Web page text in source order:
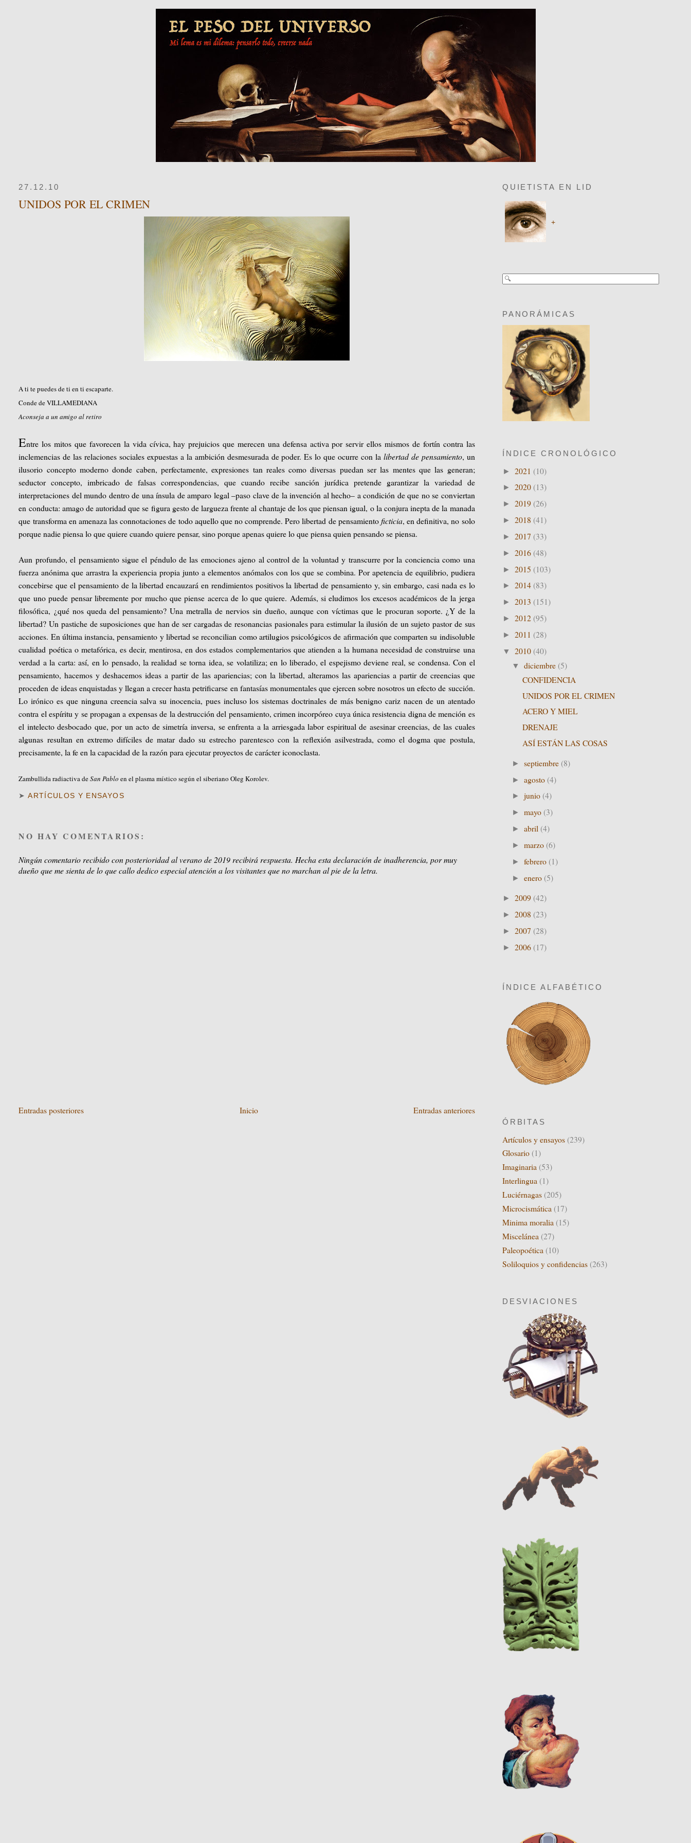
27.12.10
UNIDOS POR EL CRIMEN
A ti te puedes de ti en ti escaparte.
Conde de VILLAMEDIANA
Aconseja a un amigo al retiro
Entre los mitos que favorecen la vida cívica, hay prejuicios que merecen una defensa activa por servir ellos mismos de fortín contra las
inclemencias de las relaciones sociales expuestas a la ambición desmesurada de poder. Es lo que ocurre con la libertad de pensamiento, un
ilusorio concepto moderno donde caben, perfectamente, expresiones tan reales como diversas puedan ser las mentes que las generan;
seductor concepto, imbricado de falsas correspondencias, que cuando recibe sanción jurídica pretende garantizar la variedad de
interpretaciones del mundo dentro de una ínsula de amparo legal –paso clave de la invención al hecho– a condición de que no se conviertan
en conducta: amago de autoridad que se figura gesto de largueza frente al chantaje de los que piensan igual, o la conjura inepta de la manada
que transforma en amenaza las connotaciones de todo aquello que no comprende. Pero libertad de pensamientoficticia, en definitiva, no solo
porque nadie piensa lo que quiere cuando quiere pensar, sino porque apenas quiere lo que piensa quien pensando se piensa.
Aun profundo, el pensamiento sigue el péndulo de las emociones ajeno al control de la voluntad y transcurre por la conciencia como una
fuerza anónima que arrastra la experiencia propia junto a elementos anómalos con los que se combina. Por apetencia de equilibrio, pudiera
concebirse que el pensamiento de la libertad encauzará en rendimientos positivos la libertad de pensamiento y, sin embargo, casi nada es lo
que uno puede pensar libremente por mucho que piense acerca de lo que quiere. Además, si eludimos los excesos académicos de la jerga
filosófica, ¿qué nos queda del pensamiento? Una metralla de nervios sin dueño, aunque con víctimas que le procuran soporte. ¿Y de la
libertad? Un pastiche de suposiciones que han de ser cargadas de resonancias pasionales para estimular la ilusión de un sujeto pastor de sus
acciones. En última instancia, pensamiento y libertad se reconcilian como artilugios psicológicos de afirmación que comparten su indisoluble
cualidad poética o metafórica, es decir, mentirosa, en dos estados complementarios que atienden a la humana necesidad de construirse una
verdad a la carta: así, en lo pensado, la realidad se torna idea, se volatiliza; en lo liberado, el espejismo deviene real, se condensa. Con el
pensamiento, hacemos y deshacemos ideas a partir de las apariencias; con la libertad, alteramos las apariencias a partir de creencias que
proceden de ideas enquistadas y llegan a crecer hasta petrificarse en fantasías monumentales que ejercen sobre nosotros un efecto de succión.
Lo irónico es que ninguna creencia salva su inocencia, pues incluso los sistemas doctrinales de más benigno cariz nacen de un atentado
contra el espíritu y se propagan a expensas de la destrucción del pensamiento, crimen incorpóreo cuya única resistencia digna de mención es
el intelecto desbocado que, por un acto de simetría inversa, se enfrenta a la arriesgada labor espiritual de asesinar creencias, de las cuales
algunas resultan en extremo difíciles de matar dado su estrecho parentesco con la reflexión asilvestrada, como el dogma que postula,
precisamente, la fe en la capacidad de la razón para ejecutar proyectos de carácter iconoclasta.
Zambullida radiactiva deSan Pablo en el plasma místico según el siberiano Oleg Korolev.
➤ARTÍCULOS Y ENSAYOS
NO HAY COMENTARIOS:
Ningún comentario recibido con posterioridad al verano de 2019 recibirá respuesta. Hecha esta declaración de inadherencia, por muy
dueño que me sienta de lo que callo dedico especial atención a los visitantes que no marchan al pie de la letra.
Entradas posteriores Entradas anteriores
Inicio
QUIETISTA EN LID
+
PANORÁMICAS
ÍNDICE CRONOLÓGICO
► 2021 (10)
► 2020 (13)
► 2019 (26)
► 2018 (41)
► 2017 (33)
► 2016 (48)
► 2015 (103)
► 2014 (83)
► 2013 (151)
► 2012 (95)
► 2011 (28)
▼ 2010 (40)
▼diciembre (5)
CONFIDENCIA
UNIDOS POR EL CRIMEN
ACERO Y MIEL
DRENAJE
ASÍ ESTÁN LAS COSAS
►septiembre (8)
►agosto (4)
►junio (4)
►mayo (3)
►abril (4)
►marzo (6)
►febrero (1)
►enero (5)
► 2009 (42)
► 2008 (23)
► 2007 (28)
► 2006 (17)
ÍNDICE ALFABÉTICO
ÓRBITAS
Artículos y ensayos (239)
Glosario (1)
Imaginaria (53)
Interlingua (1)
Luciérnagas (205)
Microcismática (17)
Minima moralia (15)
Miscelánea (27)
Paleopoética (10)
Soliloquios y confidencias (263)
DESVIACIONES